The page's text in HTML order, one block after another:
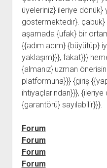
üyeleriniz} ileriye dönük}
göstermektedir}. çabuk}
aşamada {ufak} bir
{{adım adım} {büyütüp}
yaklaşım}}}, fakat}}}
{almanız}|uzman
platformuna}}} {giriş
ihtiyaçlarından}}}, {ileriye
{garantörü} sayılabilir}}}.
Forum
Forum
Forum
Forum